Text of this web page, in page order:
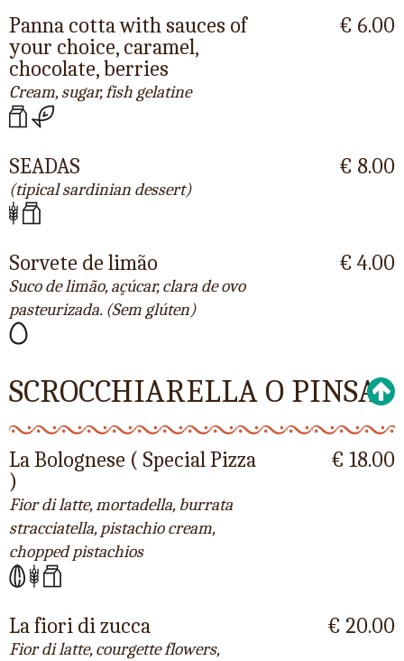
Panna cotta with sauces of
your choice, caramel,
chocolate, berries
Cream, sugar, fish gelatine
€ 6.00
SEADAS
(tipical sardinian dessert)
€ 8.00
Sorvete de limão
Suco de limão, açúcar, clara de ovo
pasteurizada. (Sem glúten)
€ 4.00
SCROCCHIARELLA O PINSA
La Bolognese ( Special Pizza
)
Fior di latte, mortadella, burrata
stracciatella, pistachio cream,
chopped pistachios
€ 18.00
La fiori di zucca
Fior di latte, courgette flowers,
€ 20.00